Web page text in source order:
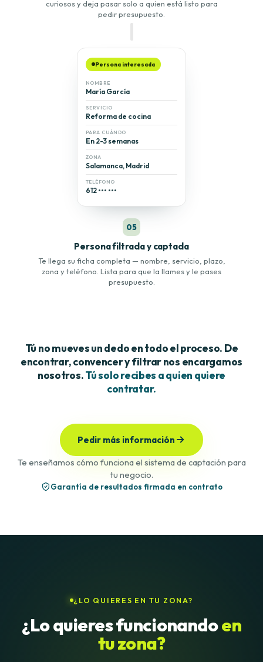
curiosos y deja pasar solo a quien está listo para
pedir presupuesto.
Persona interesada
NOMBRE
María García
SERVICIO
Reforma de cocina
PARA CUÁNDO
En 2-3 semanas
ZONA
Salamanca, Madrid
TELÉFONO
612 ••• •••
05
Persona filtrada y captada
Te llega su ficha completa — nombre, servicio, plazo,
zona y teléfono. Lista para que la llames y le pases
presupuesto.
Tú no mueves un dedo en todo el proceso. De
encontrar, convencer y filtrar nos encargamos
nosotros.Tú solo recibes a quien quiere
contratar.
Pedir más información
Te enseñamos cómo funciona el sistema de captación para
tu negocio.
Garantía de resultados firmada en contrato
¿LO QUIERES EN TU ZONA?
¿Lo quieres funcionandoen
tu zona?